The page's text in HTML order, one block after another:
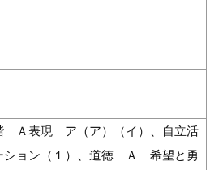
Ａ表現 ア（ア）（イ）、自立活
ョン（１）、道徳 Ａ 希望と勇